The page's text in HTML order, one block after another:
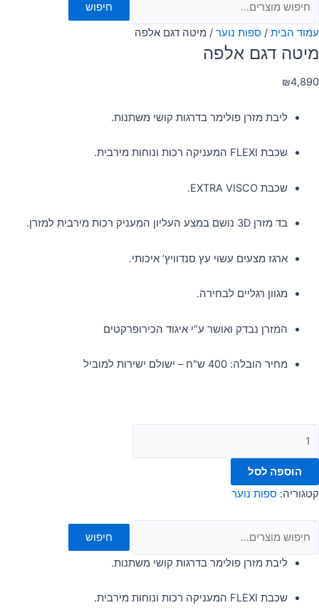
חיפוש
עמוד הבית / ספות נוער / מיטה דגם אלפה
מיטה דגם אלפה
₪4,890
ליבת מזרן פולימר בדרגות קושי משתנות.
שכבת FLEXI המעניקה רכות ונוחות מירבית.
שכבת EXTRA VISCO.
בד מזרן 3D נושם במצע העליון המעניק רכות מירבית למזרן.
ארגז מצעים עשוי עץ סנדוויץ’ איכותי.
מגוון רגליים לבחירה.
המזרן נבדק ואושר ע“י איגוד הכירופרקטים
מחיר הובלה: 400 ש"ח – ישולם ישירות למוביל
הוספה לסל
קטגוריה: ספות נוער
חיפוש
ליבת מזרן פולימר בדרגות קושי משתנות.
שכבת FLEXI המעניקה רכות ונוחות מירבית.